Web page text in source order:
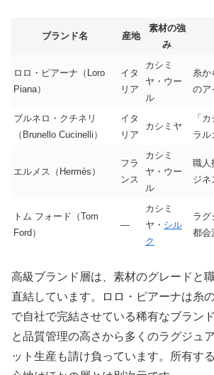
ブランド名 産地
素材の強
み
ロロ・ピアーナ（Loro
Piana）
イタ
リア
カシミ
ヤ・ウー
ル
糸か
のア
ブルネロ・クチネリ
（Brunello Cucinelli）
イタ
リア
カシミヤ
「
ラル
エルメス（Hermès）
フラ
ンス
カシミ
ヤ・ウー
ル
職人
ジネ
トム フォード（Tom
Ford）
—
カシミ
ヤ・ シル
ク
ラグ
都会
高級ブランド層は、素材のグレードと
直結しています。ロロ・ピアーナは糸
で自社で完結させている稀有なブラン
と品質管理の高さから多くのラグジュ
ット生産も請け負っています。所有す